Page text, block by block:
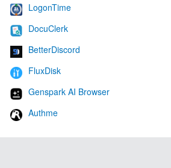
LogonTime
DocuClerk
BetterDiscord
FluxDisk
Genspark AI Browser
Authme